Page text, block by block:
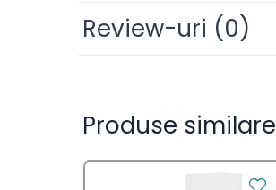
Ingrijire Personala
Ingrijire Personala
Review-uri (0)
Produse similare